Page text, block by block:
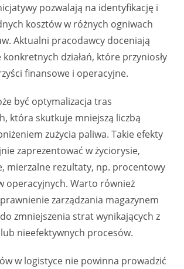
pozwalają na identyfikację i
kosztów w różnych ogniwach
Aktualni pracodawcy doceniają
działań, które przyniosły
finansowe i operacyjne.
być optymalizacja tras
która skutkuje mniejszą liczbą
zużycia paliwa. Takie efekty
zaprezentować w życiorysie,
mierzalne rezultaty, np. procentowy
operacyjnych. Warto również
zarządzania magazynem
zmniejszenia strat wynikających z
nieefektywnych procesów.
w logistyce nie powinna prowadzić